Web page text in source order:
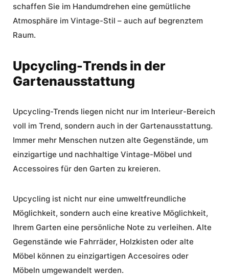
schaffen Sie im Handumdrehen eine gemütliche
Atmosphäre im Vintage-Stil – auch auf begrenztem
Raum.
Upcycling-Trends in der
Gartenausstattung
Upcycling-Trends liegen nicht nur im Interieur-Bereich
voll im Trend, sondern auch in der Gartenausstattung.
Immer mehr Menschen nutzen alte Gegenstände, um
einzigartige und nachhaltige Vintage-Möbel und
Accessoires für den Garten zu kreieren.
Upcycling ist nicht nur eine umweltfreundliche
Möglichkeit, sondern auch eine kreative Möglichkeit,
Ihrem Garten eine persönliche Note zu verleihen. Alte
Gegenstände wie Fahrräder, Holzkisten oder alte
Möbel können zu einzigartigen Accesoires oder
Möbeln umgewandelt werden.